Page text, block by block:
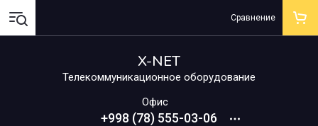
X-NET
Телекоммуникационное оборудование
Офис
+998 (78) 555-03-06
Сравнение